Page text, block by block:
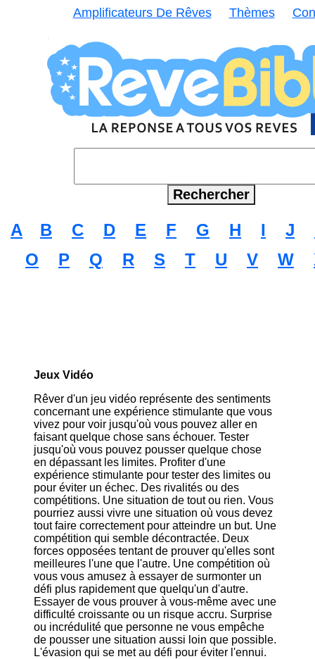
Amplificateurs De Rêves Thèmes
A B C D E F G H I J
O
P Q R S T U V W
Jeux Vidéo
Rêver d'un jeu vidéo représente des sentiments
concernant une expérience stimulante que vous
vivez pour voir jusqu'où vous pouvez aller en
faisant quelque chose sans échouer. Tester
jusqu'où vous pouvez pousser quelque chose
en dépassant les limites. Profiter d'une
expérience stimulante pour tester des limites ou
pour éviter un échec. Des rivalités ou des
compétitions. Une situation de tout ou rien. Vous
pourriez aussi vivre une situation où vous devez
tout faire correctement pour atteindre un but. Une
compétition qui semble décontractée. Deux
forces opposées tentant de prouver qu'elles sont
meilleures l'une que l'autre. Une compétition où
vous vous amusez à essayer de surmonter un
défi plus rapidement que quelqu'un d'autre.
Essayer de vous prouver à vous-même avec une
difficulté croissante ou un risque accru. Surprise
ou incrédulité que personne ne vous empêche
de pousser une situation aussi loin que possible.
L'évasion qui se met au défi pour éviter l'ennui.